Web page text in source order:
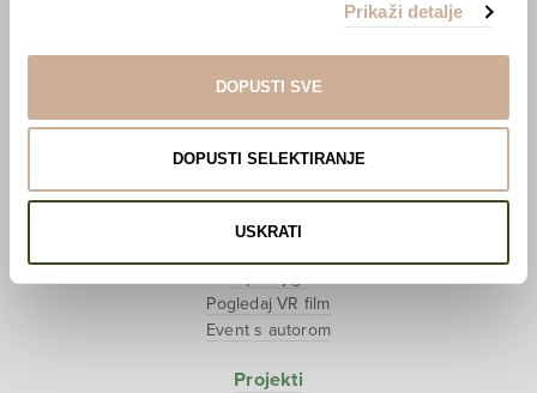
Prikaži detalje
DOPUSTI SVE
DOPUSTI SELEKTIRANJE
USKRATI
O nama
Lovci sakupljači
Pogledaj VR film
Event s autorom
Projekti